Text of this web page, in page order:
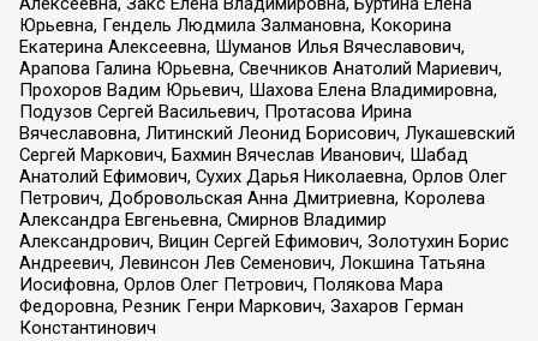
Юрьевна, Гендель Людмила Залмановна, Кокорина
Екатерина Алексеевна, Шуманов Илья Вячеславович,
Арапова Галина Юрьевна, Свечников Анатолий Мариевич,
Прохоров Вадим Юрьевич, Шахова Елена Владимировна,
Подузов Сергей Васильевич, Протасова Ирина
Вячеславовна, Литинский Леонид Борисович, Лукашевский
Сергей Маркович, Бахмин Вячеслав Иванович, Шабад
Анатолий Ефимович, Сухих Дарья Николаевна, Орлов Олег
Петрович, Добровольская Анна Дмитриевна, Королева
Александра Евгеньевна, Смирнов Владимир
Александрович, Вицин Сергей Ефимович, Золотухин Борис
Андреевич, Левинсон Лев Семенович, Локшина Татьяна
Иосифовна, Орлов Олег Петрович, Полякова Мара
Федоровна, Резник Генри Маркович, Захаров Герман
Константинович